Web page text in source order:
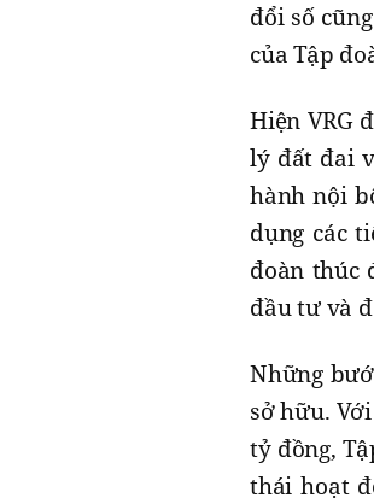
đổi số
của Tập
Hiện VRG
lý đất đai
hành nội
dụng các
đoàn thúc
đầu tư và
Những
sở hữu.
tỷ đồng,
thái hoạt